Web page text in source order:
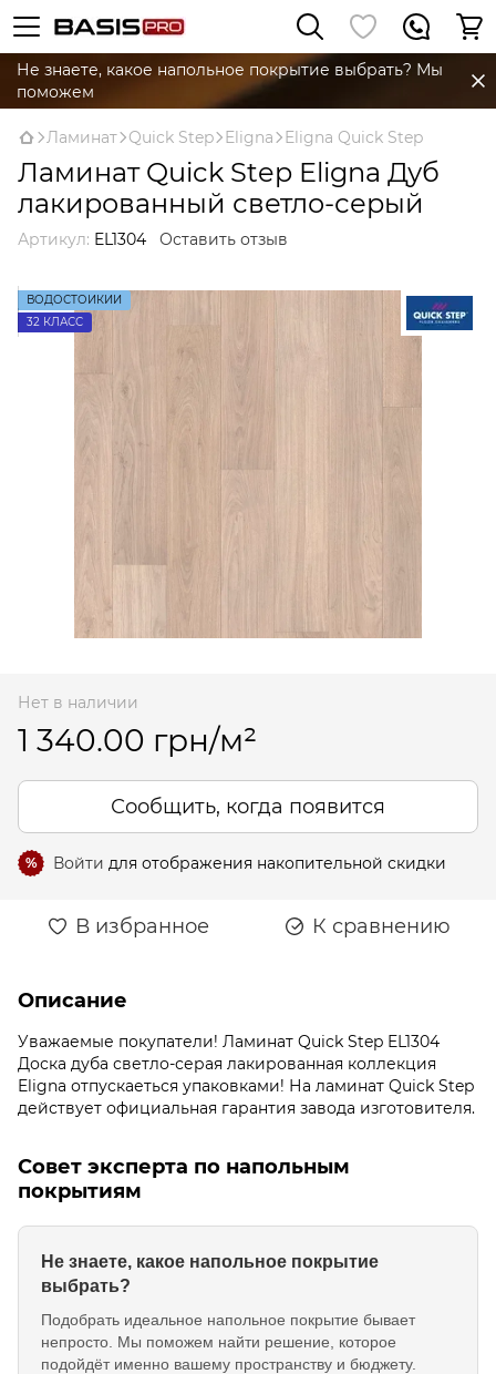
Не знаете, какое напольное покрытие выбрать? Мы
поможем
Ламинат Quick Step Eligna Eligna Quick Step
Ламинат Quick Step Eligna Дуб
лакированный светло-серый
Артикул: EL1304 Оставить отзыв
ВОДОСТОЙКИЙ
32 КЛАСС
Нет в наличии
1 340.00 грн/м²
Сообщить, когда появится
% Войти для отображения накопительной скидки
В избранное К сравнению
Описание
Уважаемые покупатели! Ламинат Quick Step EL1304
Доска дуба светло-серая лакированная коллекция
Eligna отпускаеться упаковками! На ламинат Quick Step
действует официальная гарантия завода изготовителя.
Совет эксперта по напольным
покрытиям
Не знаете, какое напольное покрытие
выбрать?
Подобрать идеальное напольное покрытие бывает
непросто. Мы поможем найти решение, которое
подойдёт именно вашему пространству и бюджету.